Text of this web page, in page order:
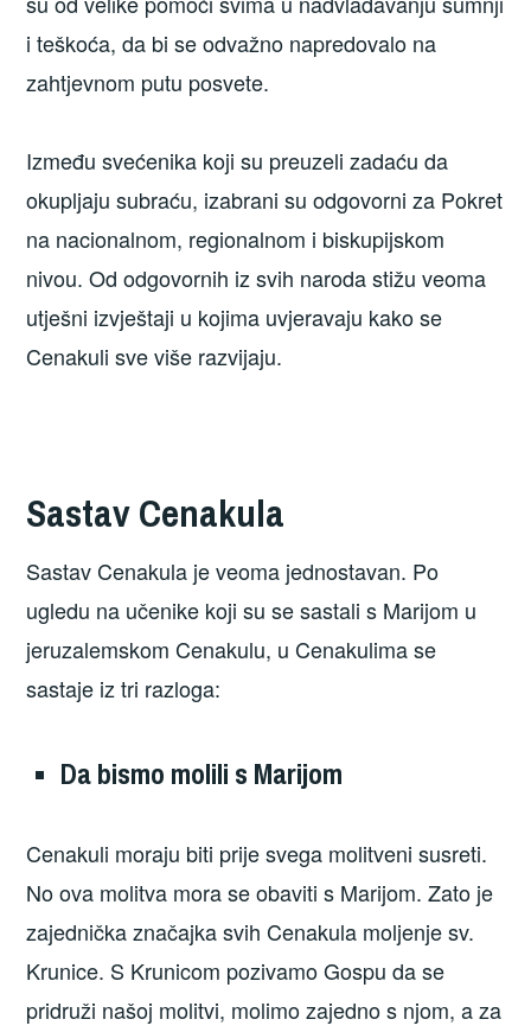
i teškoća, da bi se odvažno napredovalo na
zahtjevnom putu posvete.
Između svećenika koji su preuzeli zadaću da
okupljaju subraću, izabrani su odgovorni za Pokret
na nacionalnom, regionalnom i biskupijskom
nivou. Od odgovornih iz svih naroda stižu veoma
utješni izvještaji u kojima uvjeravaju kako se
Cenakuli sve više razvijaju.
Sastav Cenakula
Sastav Cenakula je veoma jednostavan. Po
ugledu na učenike koji su se sastali s Marijom u
jeruzalemskom Cenakulu, u Cenakulima se
sastaje iz tri razloga:
Da bismo molili s Marijom
Cenakuli moraju biti prije svega molitveni susreti.
No ova molitva mora se obaviti s Marijom. Zato je
zajednička značajka svih Cenakula moljenje sv.
Krunice. S Krunicom pozivamo Gospu da se
pridruži našoj molitvi, molimo zajedno s njom, a za